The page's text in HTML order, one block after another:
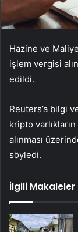
Hazine ve
işlem vergisi
edildi.
Reuters’a bilgi
kripto
alınması
söyledi.
İlgili Makaleler